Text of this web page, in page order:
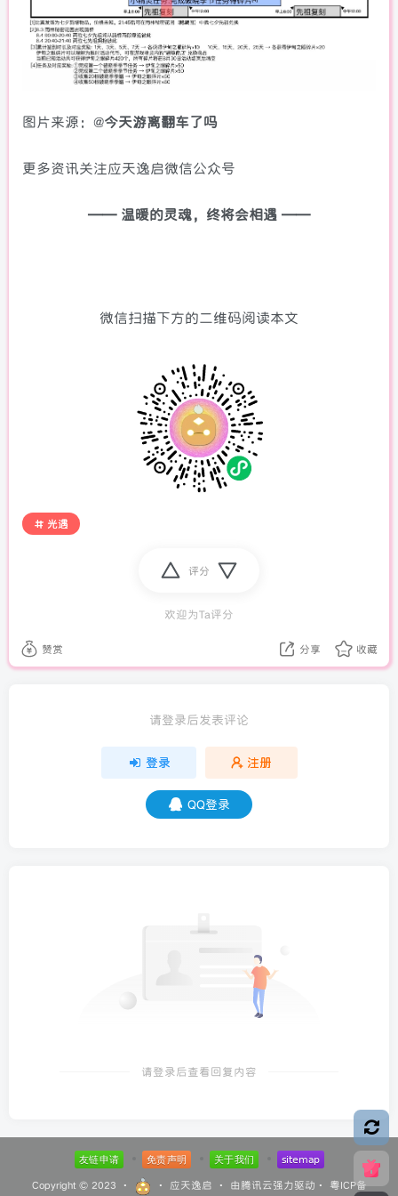
图片来源：@今天游离翻车了吗
更多资讯关注应天逸启微信公众号
—— 温暖的灵魂，终将会相遇 ——
微信扫描下方的二维码阅读本文
光遇
评分
欢迎为Ta评分
赞赏 分享 收藏
请登录后发表评论
登录 注册
QQ登录
请登录后查看回复内容
Copyright © 2023 · · 应天逸启 · 由 腾讯云强力驱动· 粤ICP备